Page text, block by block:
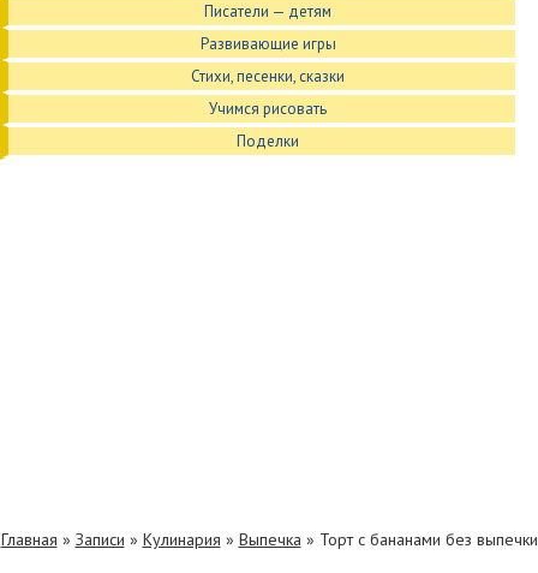
Писатели — детям
Развивающие игры
Стихи, песенки, сказки
Учимся рисовать
Поделки
Главная » Записи » Кулинария » Выпечка » Торт с бананами без выпечки